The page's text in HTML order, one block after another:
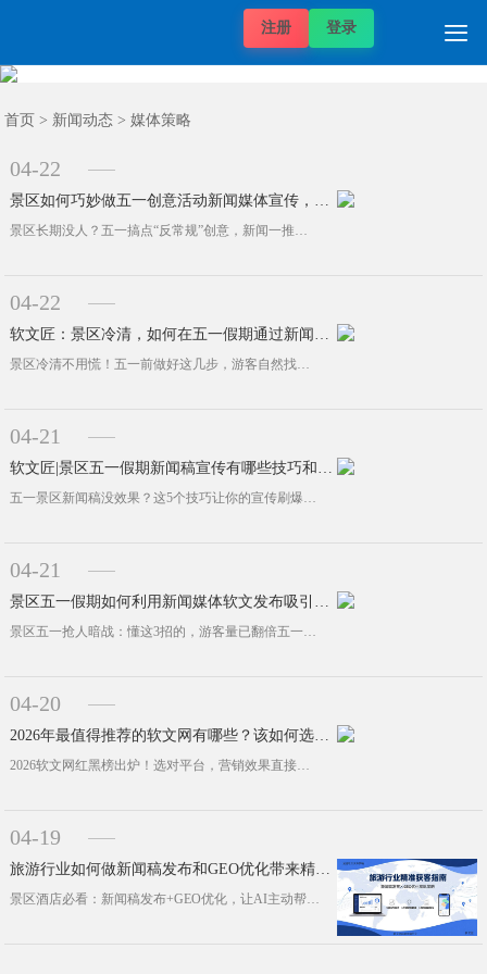

注册 登录
首页 > 新闻动态 >媒体策略
04-22
景区如何巧妙做五一创意活动新闻媒体宣传，摆脱长期流量困境？
景区长期没人？五一搞点“反常规”创意，新闻一推就火做景区的朋友，你有没有这种感觉：明明风景不差，活动也搞了，可游客就是不来，或···
04-22
软文匠：景区冷清，如何在五一假期通过新闻宣传推广吸引更多游客？
景区冷清不用慌！五一前做好这几步，游客自然找上门五一快到了，可你家的景区还是冷冷清清？别急着降价甩卖，那招不管用。很多景区老板···
04-21
软文匠|景区五一假期新闻稿宣传有哪些技巧和策略？
五一景区新闻稿没效果？这5个技巧让你的宣传刷爆朋友圈五一小长假快到了，景区运营的朋友们是不是已经忙得脚不沾地？可你有没有发现，···
04-21
景区五一假期如何利用新闻媒体软文发布吸引更多游客？
景区五一抢人暗战：懂这3招的，游客量已翻倍五一假期近在眼前，景区老板们最愁的是：全国景区都在吆喝，凭什么游客偏偏来我家？答案其···
04-20
2026年最值得推荐的软文网有哪些？该如何选择？
2026软文网红黑榜出炉！选对平台，营销效果直接翻倍2026年了，做品牌营销还只知道砸广告？醒醒吧，聪明的老板早就靠一篇篇软文···
04-19
旅游行业如何做新闻稿发布和GEO优化带来精准客户？
景区酒店必看：新闻稿发布+GEO优化，让AI主动帮你拉客做旅游的老板们，你们有没有发现一件事：现在游客找攻略，已经不只用百度了···